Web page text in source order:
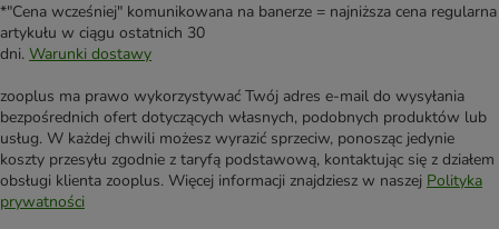
*"Cena wcześniej" komunikowana na banerze = najniższa cena regularna
artykułu w ciągu ostatnich 30
dni. Warunki dostawy
zooplus ma prawo wykorzystywać Twój adres e-mail do wysyłania
bezpośrednich ofert dotyczących własnych, podobnych produktów lub
usług. W każdej chwili możesz wyrazić sprzeciw, ponosząc jedynie
koszty przesyłu zgodnie z taryfą podstawową, kontaktując się z działem
obsługi klienta zooplus. Więcej informacji znajdziesz w naszej Polityka
prywatności